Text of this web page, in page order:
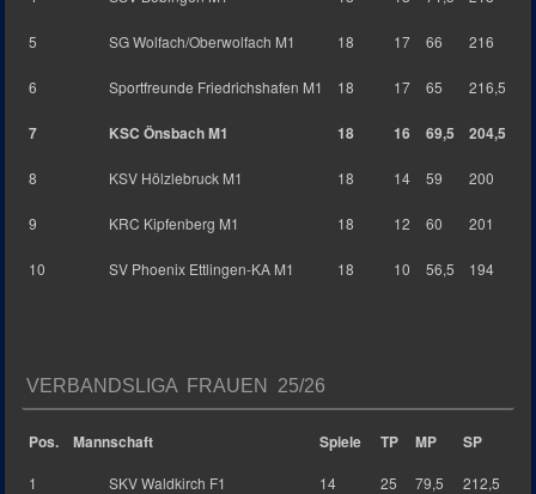
5 SG Wolfach/Oberwolfach M1 18 17 66 216
6 Sportfreunde Friedrichshafen M1 18 17 65 216,5
7 KSC Önsbach M1 18 16 69,5 204,5
8 KSV Hölzlebruck M1 18 14 59 200
9 KRC Kipfenberg M1 18 12 60 201
10 SV Phoenix Ettlingen-KA M1 18 10 56,5 194
VERBANDSLIGA FRAUEN 25/26
Pos. Mannschaft Spiele TP MP SP
1 SKV Waldkirch F1 14 25 79,5 212,5